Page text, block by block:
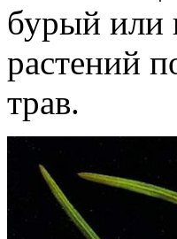
бурый или
растений
трав.